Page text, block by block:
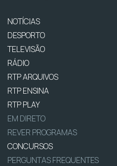
NOTÍCIAS
DESPORTO
TELEVISÃO
RÁDIO
RTP ARQUIVOS
RTP ENSINA
RTP PLAY
EM DIRETO
REVER PROGRAMAS
CONCURSOS
PERGUNTAS FREQUENTES